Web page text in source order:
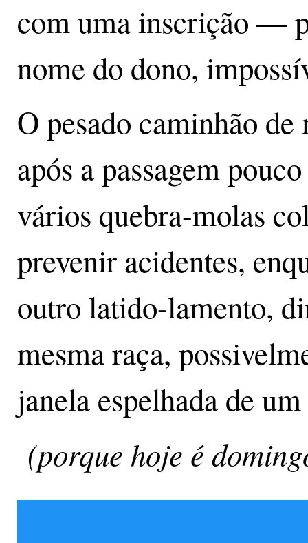
com uma inscrição —
nome do dono,
O pesado caminhão de
após a passagem
vários quebra-molas
prevenir acidentes,
outro latido-lamento,
mesma raça,
janela espelhada de
(porque hoje é